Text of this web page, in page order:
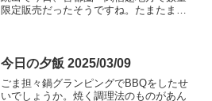
限定販売だったそうですね。たまたまお
今日の夕飯 2025/03/09
ごま担々鍋グランピングでBBQをしたせ
いでしょうか。焼く調理法のものがあん